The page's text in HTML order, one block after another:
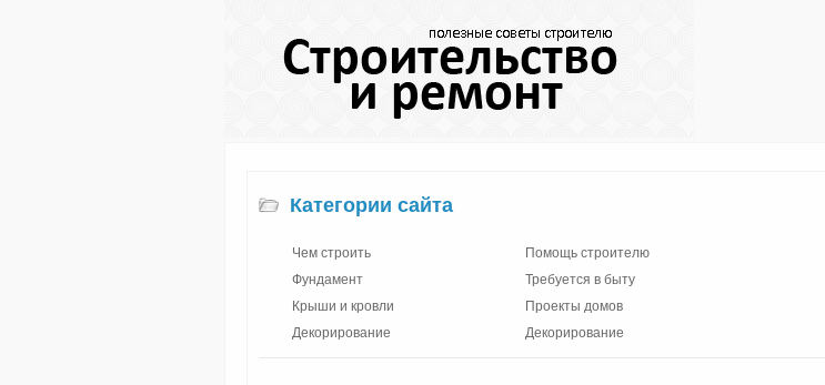
Категории сайта
Чем строить
Фундамент
Крыши и кровли
Декорирование
Помощь строителю
Требуется в быту
Проекты домов
Декорирование